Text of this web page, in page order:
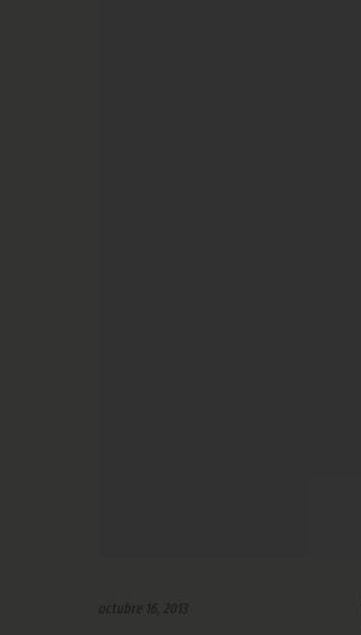
octubre 16, 2013